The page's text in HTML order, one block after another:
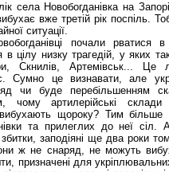
села Новобогданівка на
вже третій рік поспіль.
ситуації.
почали рватися
в цілу низку трагедій, у яких
Скнилів, Артемівськ...
Сумно це визнавати, але
чи буде перебільшенням
чому артилерійські
вибухають щороку? Тим
та прилеглих до неї
заподіяні ще два роки
ж не снаряд, не можуть
призначені для